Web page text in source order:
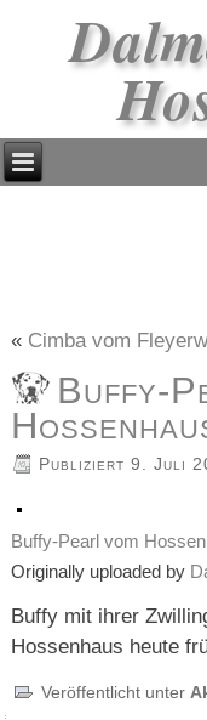
« Cimba vom
Buffy-
Publiziert 9. Juli
Buffy-Pearl vom
Originally uploaded by
Buffy mit ihrer
Hossenhaus heute
Veröffentlicht unter